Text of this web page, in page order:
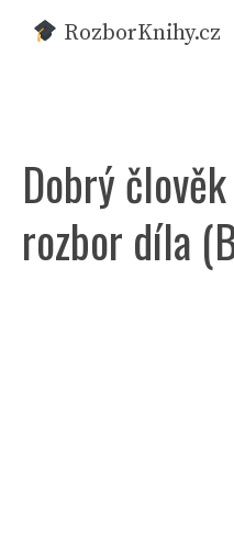
Přeskočit
RozborKnihy.cz
Dobrý
rozbor díla